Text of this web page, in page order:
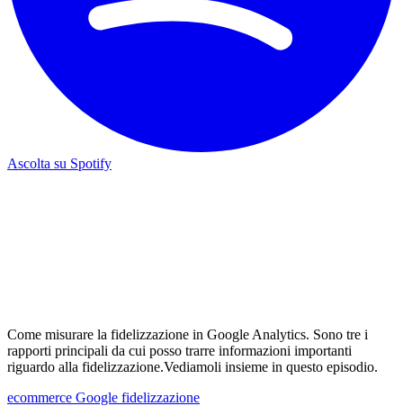
Ascolta su Spotify
Come misurare la fidelizzazione in Google Analytics. Sono tre i
rapporti principali da cui posso trarre informazioni importanti
riguardo alla fidelizzazione.Vediamoli insieme in questo episodio.
ecommerce Google fidelizzazione